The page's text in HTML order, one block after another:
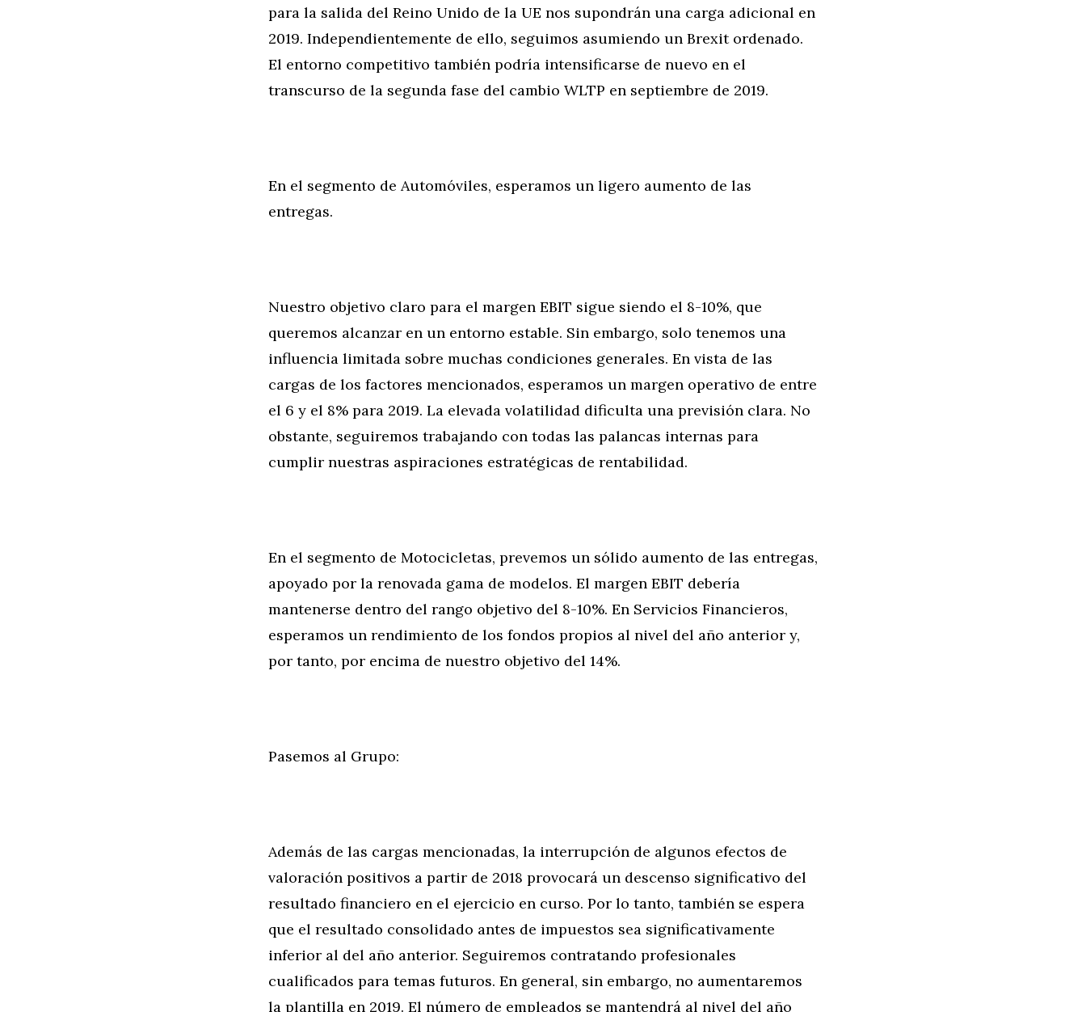
para la salida del Reino Unido de la UE nos supondrán una carga adicional en
2019. Independientemente de ello, seguimos asumiendo un Brexit ordenado.
El entorno competitivo también podría intensificarse de nuevo en el
transcurso de la segunda fase del cambio WLTP en septiembre de 2019.
En el segmento de Automóviles, esperamos un ligero aumento de las
entregas.
Nuestro objetivo claro para el margen EBIT sigue siendo el 8-10%, que
queremos alcanzar en un entorno estable. Sin embargo, solo tenemos una
influencia limitada sobre muchas condiciones generales. En vista de las
cargas de los factores mencionados, esperamos un margen operativo de entre
el 6 y el 8% para 2019. La elevada volatilidad dificulta una previsión clara. No
obstante, seguiremos trabajando con todas las palancas internas para
cumplir nuestras aspiraciones estratégicas de rentabilidad.
En el segmento de Motocicletas, prevemos un sólido aumento de las entregas,
apoyado por la renovada gama de modelos. El margen EBIT debería
mantenerse dentro del rango objetivo del 8-10%. En Servicios Financieros,
esperamos un rendimiento de los fondos propios al nivel del año anterior y,
por tanto, por encima de nuestro objetivo del 14%.
Pasemos al Grupo:
Además de las cargas mencionadas, la interrupción de algunos efectos de
valoración positivos a partir de 2018 provocará un descenso significativo del
resultado financiero en el ejercicio en curso. Por lo tanto, también se espera
que el resultado consolidado antes de impuestos sea significativamente
inferior al del año anterior. Seguiremos contratando profesionales
cualificados para temas futuros. En general, sin embargo, no aumentaremos
la plantilla en 2019. El número de empleados se mantendrá al nivel del año